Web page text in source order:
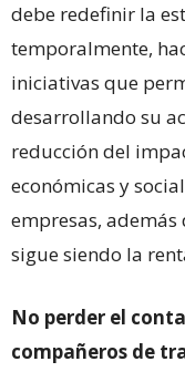
debe redefinir la
temporalmente,
iniciativas que
desarrollando su
reducción del
económicas y
empresas,
sigue siendo la
No perder el
compañeros de